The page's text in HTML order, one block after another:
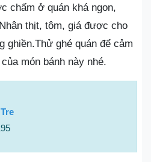
chấm ở quán khá ngon,
thịt, tôm, giá được cho
ghiền.Thử ghé quán để cảm
món bánh này nhé.